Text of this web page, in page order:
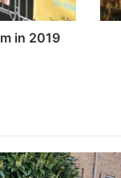
in 2019
H
g
e
W